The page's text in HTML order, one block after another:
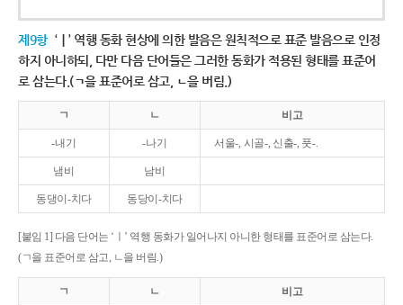
제9항 ‘ㅣ’ 역행 동화 현상에 의한 발음은 원칙적으로 표준 발음으로 인정
하지 아니하되, 다만 다음 단어들은 그러한 동화가 적용된 형태를 표준어
로 삼는다.(ㄱ을 표준어로 삼고, ㄴ을 버림.)
ㄱ ㄴ 비고
-내기 -나기 서울-, 시골-, 신출-, 풋-.
냄비 남비
동댕이-치다 동당이-치다
[붙임 1] 다음 단어는 ‘ㅣ’ 역행 동화가 일어나지 아니한 형태를 표준어로 삼는다.
(ㄱ을 표준어로 삼고, ㄴ을 버림.)
ㄱ ㄴ 비고